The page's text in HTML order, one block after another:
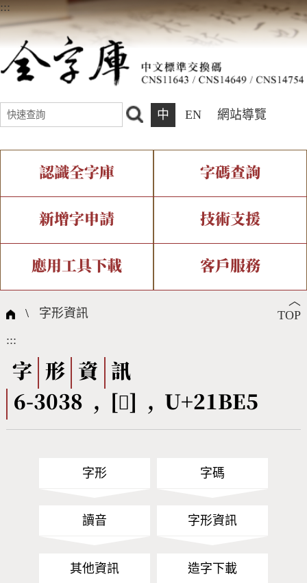
:::
中 EN 網站導覽
認識全字庫
全字庫介紹 全字庫現況
中文碼介紹 專有名詞介紹
國際字碼相關組織
字碼查詢
IDS查詢 部件查詢
複合查詢 注音查詢
筆畫查詢
筆順序查詢
CNS查詢 Unicode查詢
新增字申請
新字申請處理流程
技術支援
字形即時顯示 造字解決方案
全字庫授權 轉碼Web Service
應用工具下載
個人電腦造字處理工具
字形下載
客戶服務
問題集
熱門查詢統計
︿
TOP
\ 字形資訊
:::
字 形 資
訊
6-3038 , [𡯥] , U+21BE5
字形 字碼
讀音 字形資訊
其他資訊 造字下載